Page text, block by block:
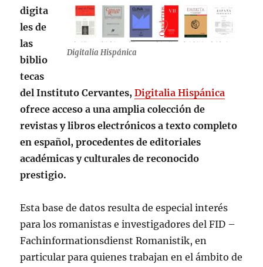
Digitalia Hispánica
digita
les de
las
biblio
tecas
del Instituto Cervantes,Digitalia Hispánica
ofrece acceso a una amplia colección de
revistas y libros electrónicos a texto completo
en español, procedentes de editoriales
académicas y culturales de reconocido
prestigio.
Esta base de datos resulta de especial interés
para los romanistas e investigadores del FID –
Fachinformationsdienst Romanistik, en
particular para quienes trabajan en el ámbito de